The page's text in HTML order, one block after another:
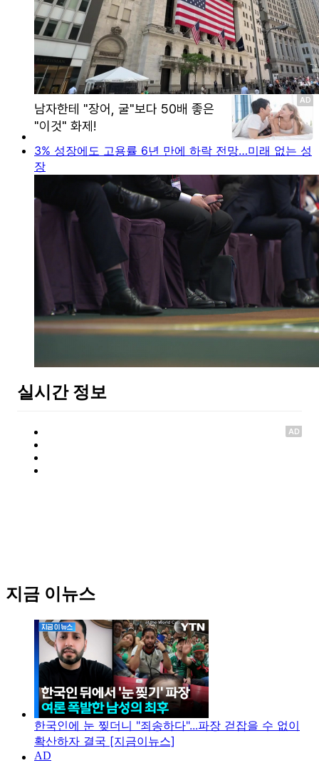
3% 성장에도 고용률 6년 만에 하락 전망…미래 없는 성
장
실시간 정보
AD
지금 이뉴스
한국인에 눈 찢더니 "죄송하다"...파장 걷잡을 수 없이
확산하자 결국 [지금이뉴스]